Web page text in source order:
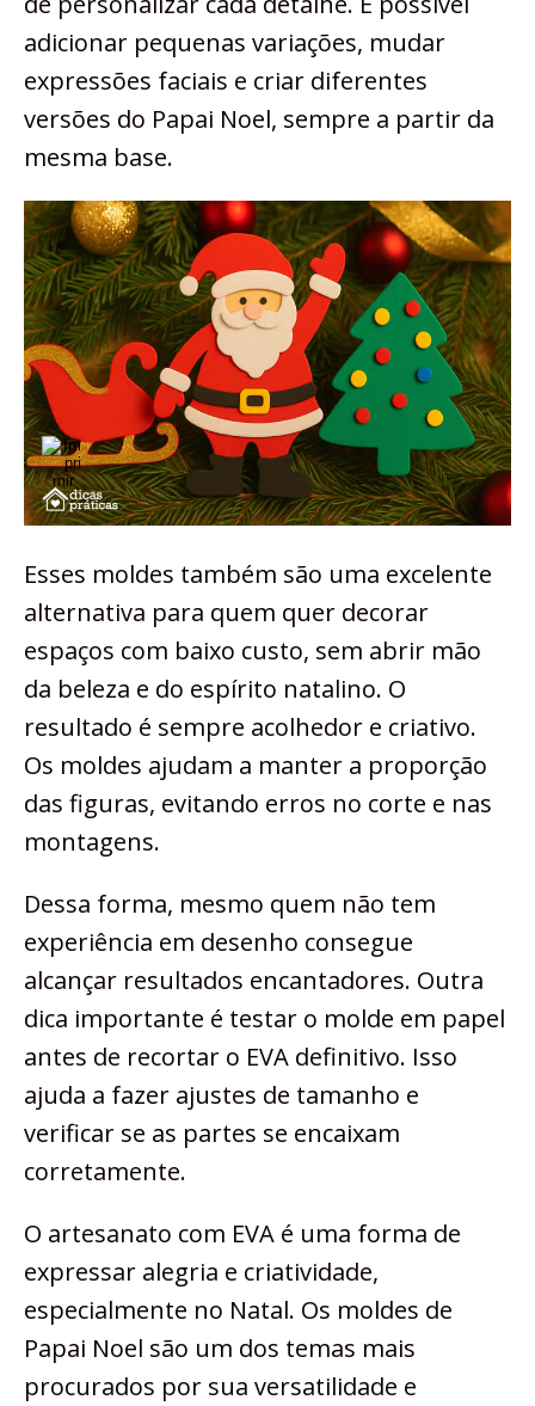
adicionar pequenas variações, mudar
expressões faciais e criar diferentes
versões do Papai Noel, sempre a partir da
mesma base.
Esses moldes também são uma excelente
alternativa para quem quer decorar
espaços com baixo custo, sem abrir mão
da beleza e do espírito natalino. O
resultado é sempre acolhedor e criativo.
Os moldes ajudam a manter a proporção
das figuras, evitando erros no corte e nas
montagens.
Dessa forma, mesmo quem não tem
experiência em desenho consegue
alcançar resultados encantadores. Outra
dica importante é testar o molde em papel
antes de recortar o EVA definitivo. Isso
ajuda a fazer ajustes de tamanho e
verificar se as partes se encaixam
corretamente.
O artesanato com EVA é uma forma de
expressar alegria e criatividade,
especialmente no Natal. Os moldes de
Papai Noel são um dos temas mais
procurados por sua versatilidade e